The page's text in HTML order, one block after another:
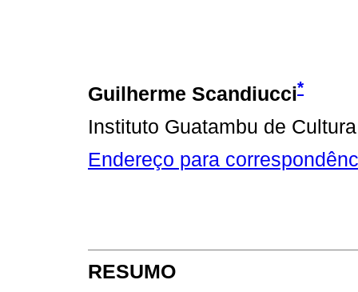
Guilherme Scandiucci*
Instituto Guatambu de Cultura
Endereço para
RESUMO